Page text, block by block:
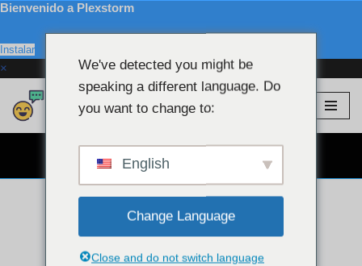
Bienvenido a Plexstorm
Instalar
×
saltar
Plexstorm 💖 Modelos VIP
CHAT POR CÁMARA WEB GRATIS 👉
We've detected you might be
speaking a different language. Do
you want to change to:
English
Change Language
Close and do not switch language